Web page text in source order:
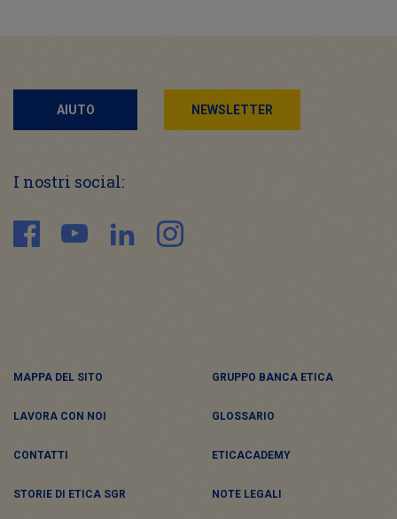
AIUTO NEWSLETTER
I nostri social:
MAPPA DEL SITO GRUPPO BANCA ETICA
LAVORA CON NOI GLOSSARIO
CONTATTI ETICACADEMY
STORIE DI ETICA SGR NOTE LEGALI